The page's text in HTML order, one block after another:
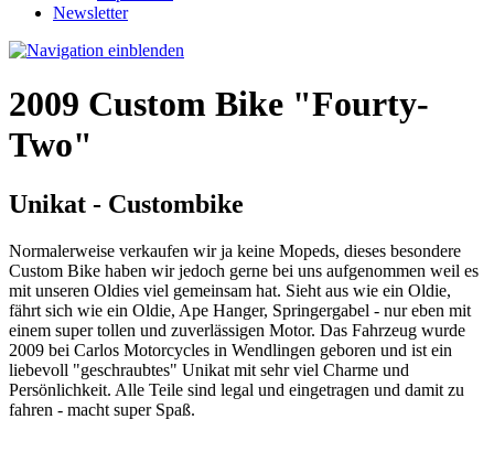
Newsletter
2009 Custom Bike "Fourty-
Two"
Unikat - Custombike
Normalerweise verkaufen wir ja keine Mopeds, dieses besondere
Custom Bike haben wir jedoch gerne bei uns aufgenommen weil es
mit unseren Oldies viel gemeinsam hat. Sieht aus wie ein Oldie,
fährt sich wie ein Oldie, Ape Hanger, Springergabel - nur eben mit
einem super tollen und zuverlässigen Motor. Das Fahrzeug wurde
2009 bei Carlos Motorcycles in Wendlingen geboren und ist ein
liebevoll "geschraubtes" Unikat mit sehr viel Charme und
Persönlichkeit. Alle Teile sind legal und eingetragen und damit zu
fahren - macht super Spaß.